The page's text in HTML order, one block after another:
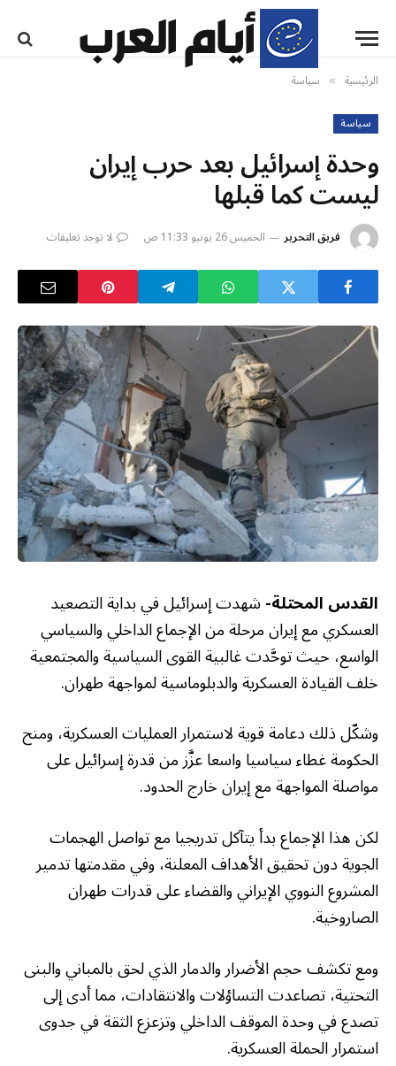
الرئيسية » سياسة
سياسة
وحدة إسرائيل بعد حرب إيران
ليست كما قبلها
فريق التحرير الخميس 26 يونيو 11:33 ص لا توجد تعليقات
القدس المحتلة-شهدت إسرائيل في بداية التصعيد
العسكري مع إيران مرحلة من الإجماع الداخلي والسياسي
الواسع، حيث توحَّدت غالبية القوى السياسية والمجتمعية
خلف القيادة العسكرية والدبلوماسية لمواجهة طهران.
وشكّل ذلك دعامة قوية لاستمرار العمليات العسكرية، ومنح
الحكومة غطاء سياسيا واسعا عزَّز من قدرة إسرائيل على
مواصلة المواجهة مع إيران خارج الحدود.
لكن هذا الإجماع بدأ يتآكل تدريجيا مع تواصل الهجمات
الجوية دون تحقيق الأهداف المعلنة، وفي مقدمتها تدمير
المشروع النووي الإيراني والقضاء على قدرات طهران
الصاروخية.
ومع تكشف حجم الأضرار والدمار الذي لحق بالمباني والبنى
التحتية، تصاعدت التساؤلات والانتقادات، مما أدى إلى
تصدع في وحدة الموقف الداخلي وتزعزع الثقة في جدوى
استمرار الحملة العسكرية.